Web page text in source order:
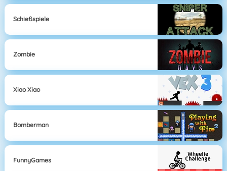
Schießspiele
Zombie
Xiao Xiao
Bomberman
FunnyGames